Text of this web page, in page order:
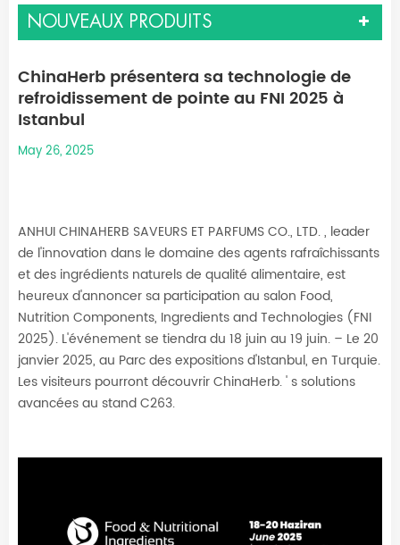
NOUVEAUX PRODUITS
ChinaHerb présentera sa technologie de
refroidissement de pointe au FNI 2025 à
Istanbul
May 26, 2025
ANHUI CHINAHERB SAVEURS ET PARFUMS CO., LTD., leader
de l'innovation dans le domaine des agents rafraîchissants
et des ingrédients naturels de qualité alimentaire, est
heureux d'annoncer sa participation au salon Food,
Nutrition Components, Ingredients and Technologies (FNI
2025). L'événement se tiendra du 18 juin au 19 juin. – Le 20
janvier 2025, au Parc des expositions d'Istanbul, en Turquie.
Les visiteurs pourront découvrir ChinaHerb.'s solutions
avancées au stand C263.